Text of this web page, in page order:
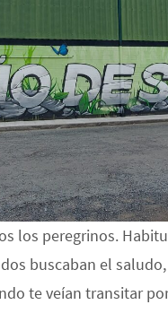
los peregrinos.
buscaban el
te veían transitar